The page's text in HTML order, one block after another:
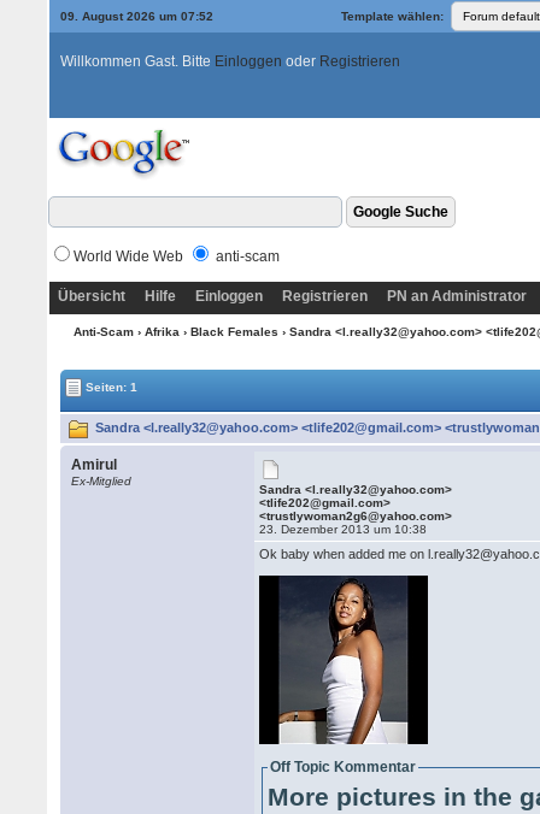
09. August 2026 um 07:52 Template wählen:
Willkommen Gast. Bitte Einloggen oder Registrieren
World Wide Web anti-scam
Übersicht Hilfe Einloggen Registrieren PN an Administrator
Anti-Scam› Afrika › Black Females › Sandra <l.really32@yahoo.com>
Seiten: 1
Sandra <l.really32@yahoo.com> <tlife202@gmail.com>
Amirul
Ex-Mitglied
Sandra <l.really32@yahoo.com>
<tlife202@gmail.com>
<trustlywoman2g6@yahoo.com>
23. Dezember 2013 um 10:38
Ok baby when added me on
Off Topic Kommentar
More pictures in the